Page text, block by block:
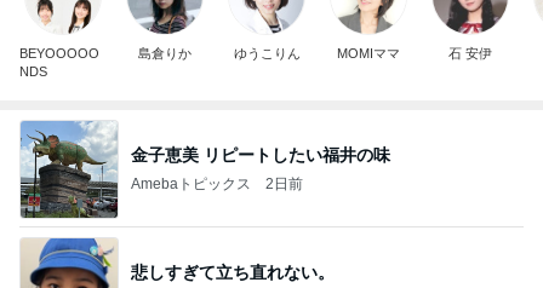
BEYOOOOO
NDS
島倉りか ゆうこりん MOMIママ 石 安伊
金子恵美 リピートしたい福井の味
Amebaトピックス 2日前
悲しすぎて立ち直れない。